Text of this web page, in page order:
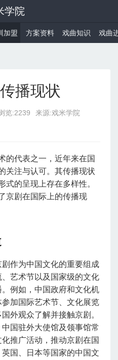
学院
加盟 方案资料 戏曲知识 戏曲
播现状
览:2239 来源:戏米学院
的代表之一，近年来在国
关注与认可。其传播现状
式的呈现上存在多样性。
京剧在国际上的传播现
剧作为中国文化的重要组成
艺术节以及国家级的文化
例如，中国政府和文化机
加国际艺术节、文化展览
外观众了解并接触京剧。
中国驻外大使馆及领事馆常
推广活动，推动京剧在国
国、日本等国家的中国文